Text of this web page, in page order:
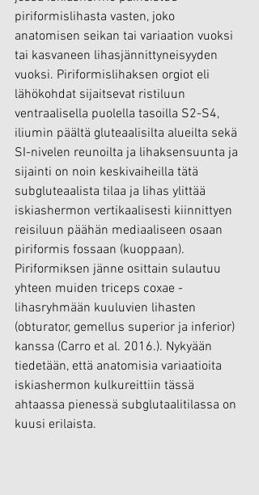
piriformislihasta vasten, joko
anatomisen seikan tai variaation vuoksi
tai kasvaneen lihasjännittyneisyyden
vuoksi. Piriformislihaksen orgiot eli
lähökohdat sijaitsevat ristiluun
ventraalisella puolella tasoilla S2-S4,
iliumin päältä gluteaalisilta alueilta sekä
SI-nivelen reunoilta ja lihaksensuunta ja
sijainti on noin keskivaiheilla tätä
subgluteaalista tilaa ja lihas ylittää
iskiashermon vertikaalisesti kiinnittyen
reisiluun päähän mediaaliseen osaan
piriformis fossaan (kuoppaan).
Piriformiksen jänne osittain sulautuu
yhteen muiden triceps coxae -
lihasryhmään kuuluvien lihasten
(obturator, gemellus superior ja inferior)
kanssa (Carro et al. 2016.). Nykyään
tiedetään, että anatomisia variaatioita
iskiashermon kulkureittiin tässä
ahtaassa pienessä subglutaalitilassa on
kuusi erilaista.